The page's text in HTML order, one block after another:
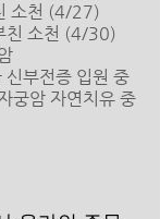
소천 (4/27)
친 소천 (4/30)
신부전증 입원 중
궁암 자연치유 중